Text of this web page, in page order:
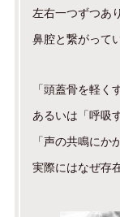
左右一つずつあり
鼻腔と繋がって
「頭蓋骨を軽く
あるいは「呼吸
「声の共鳴にか
実際にはなぜ存